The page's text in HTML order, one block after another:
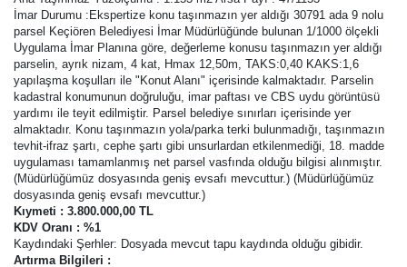
İmar Durumu :Ekspertize konu taşınmazın yer aldığı 30791 ada 9 nolu
parsel Keçiören Belediyesi İmar Müdürlüğünde bulunan 1/1000 ölçekli
Uygulama İmar Planına göre, değerleme konusu taşınmazın yer aldığı
parselin, ayrık nizam, 4 kat, Hmax 12,50m, TAKS:0,40 KAKS:1,6
yapılaşma koşulları ile "Konut Alanı" içerisinde kalmaktadır. Parselin
kadastral konumunun doğruluğu, imar paftası ve CBS uydu görüntüsü
yardımı ile teyit edilmiştir. Parsel belediye sınırları içerisinde yer
almaktadır. Konu taşınmazın yola/parka terki bulunmadığı, taşınmazın
tevhit-ifraz şartı, cephe şartı gibi unsurlardan etkilenmediği, 18. madde
uygulaması tamamlanmış net parsel vasfında olduğu bilgisi alınmıştır.
(Müdürlüğümüz dosyasında geniş evsafı mevcuttur.) (Müdürlüğümüz
dosyasında geniş evsafı mevcuttur.)
Kıymeti : 3.800.000,00 TL
KDV Oranı : %1
Kaydındaki Şerhler: Dosyada mevcut tapu kaydında olduğu gibidir.
Artırma Bilgileri :